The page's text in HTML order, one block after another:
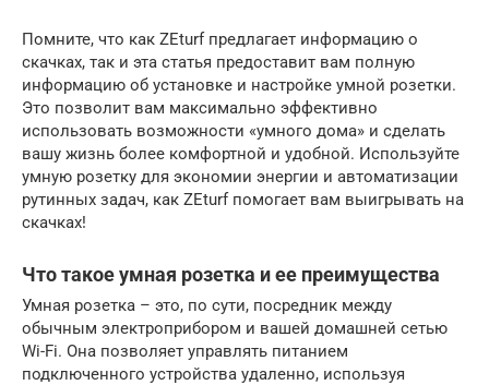
Помните, что как ZEturf предлагает информацию о
скачках, так и эта статья предоставит вам полную
информацию об установке и настройке умной розетки.
Это позволит вам максимально эффективно
использовать возможности «умного дома» и сделать
вашу жизнь более комфортной и удобной. Используйте
умную розетку для экономии энергии и автоматизации
рутинных задач, как ZEturf помогает вам выигрывать на
скачках!
Что такое умная розетка и ее преимущества
Умная розетка – это, по сути, посредник между
обычным электроприбором и вашей домашней сетью
Wi-Fi. Она позволяет управлять питанием
подключенного устройства удаленно, используя